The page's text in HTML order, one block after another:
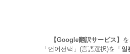
【Google翻訳サービス】
「언어선택」(言語選択)を 「